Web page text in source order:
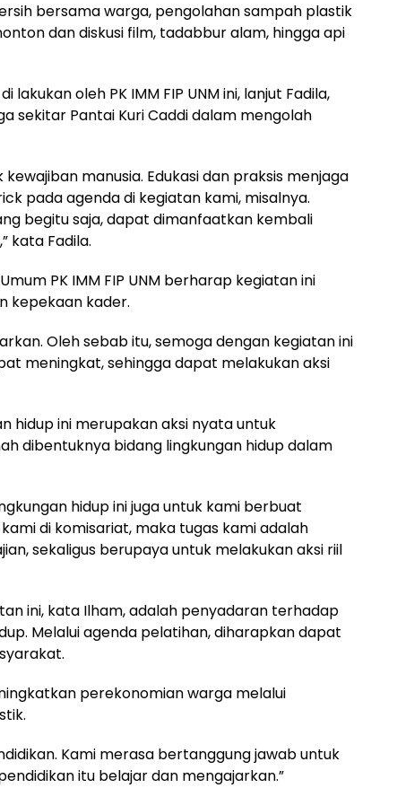
bersama warga, pengolahan sampah plastik
dan diskusi film, tadabbur alam, hingga api
oleh PK IMM FIP UNM ini, lanjut Fadila,
sekitar Pantai Kuri Caddi dalam mengolah
manusia. Edukasi dan praksis menjaga
pada agenda di kegiatan kami, misalnya.
begitu saja, dapat dimanfaatkan kembali
kata Fadila.
PK IMM FIP UNM berharap kegiatan ini
kepekaan kader.
Oleh sebab itu, semoga dengan kegiatan ini
meningkat, sehingga dapat melakukan aksi
hidup ini merupakan aksi nyata untuk
dibentuknya bidang lingkungan hidup dalam
hidup ini juga untuk kami berbuat
di komisariat, maka tugas kami adalah
sekaligus berupaya untuk melakukan aksi riil
ini, kata Ilham, adalah penyadaran terhadap
Melalui agenda pelatihan, diharapkan dapat
perekonomian warga melalui
Kami merasa bertanggung jawab untuk
itu belajar dan mengajarkan.”